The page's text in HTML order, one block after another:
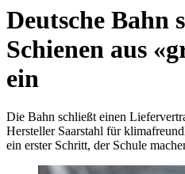
Deutsche Bahn
Schienen aus
ein
Die Bahn schließt einen
Hersteller Saarstahl für
ein erster Schritt, der Schule